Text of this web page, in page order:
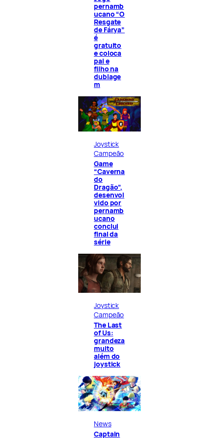
pernamb
ucano “O
Resgate
de Fárya”
é
gratuito
e coloca
pai e
filho na
dublage
m
Joystick
Campeão
Game
“Caverna
do
Dragão”,
desenvol
vido por
pernamb
ucano
conclui
final da
série
Joystick
Campeão
The Last
of Us:
grandeza
muito
além do
joystick
News
Captain